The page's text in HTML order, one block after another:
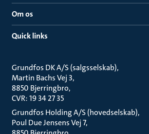
Om os
Quick links
Grundfos DK A/S (salgsselskab)
Martin Bachs Vej 3
8850 Bjerringbro
CVR: 19 34 27 35
Grundfos Holding A/S (hovedselskab)
Poul Due Jensens Vej 7